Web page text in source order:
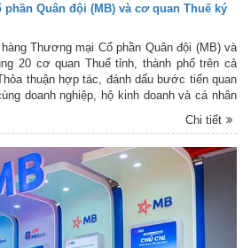
Quân đội (MB) và cơ quan Thuế ký
Thương mại Cổ phần Quân đội (MB) và
20 cơ quan Thuế tỉnh, thành phố trên cả
thuận hợp tác, đánh dấu bước tiến quan
doanh nghiệp, hộ kinh doanh và cá nhân
Chi tiết